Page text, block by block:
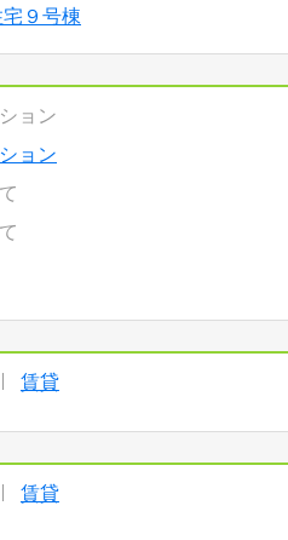
９号棟
ョン
ョン
賃貸
賃貸